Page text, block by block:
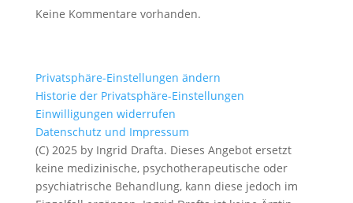
Keine Kommentare vorhanden.
Privatsphäre-Einstellungen ändern
Historie der Privatsphäre-Einstellungen
Einwilligungen widerrufen
Datenschutz und Impressum
(C) 2025 by Ingrid Drafta. Dieses Angebot ersetzt
keine medizinische, psychotherapeutische oder
psychiatrische Behandlung, kann diese jedoch im